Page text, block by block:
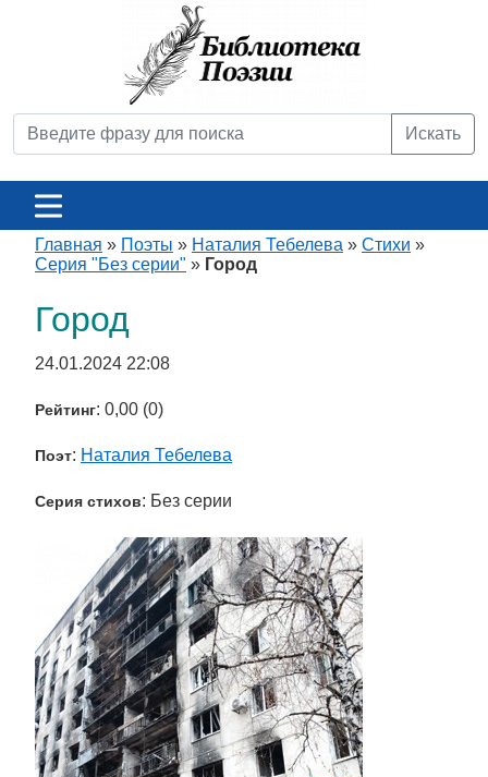
Искать
Главная » Поэты » Наталия Тебелева » Стихи »
Серия "Без серии" » Город
Город
24.01.2024 22:08
Рейтинг: 0,00 (0)
Поэт: Наталия Тебелева
Серия стихов: Без серии